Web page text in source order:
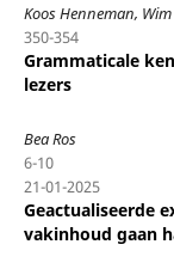
Koos Henneman,
350-354
Grammaticale
lezers
Bea Ros
6-10
21-01-2025
Geactualiseerde
vakinhoud gaan